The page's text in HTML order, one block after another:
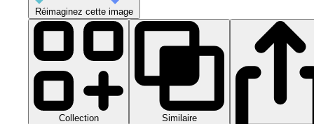
Réimaginez cette image
Collection Similaire